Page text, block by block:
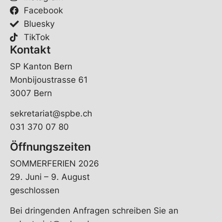
Facebook
Bluesky
TikTok
Kontakt
SP Kanton Bern
Monbijoustrasse 61
3007 Bern
sekretariat@spbe.ch
031 370 07 80
Öffnungszeiten
SOMMERFERIEN 2026
29. Juni – 9. August
geschlossen
Bei dringenden Anfragen schreiben Sie an